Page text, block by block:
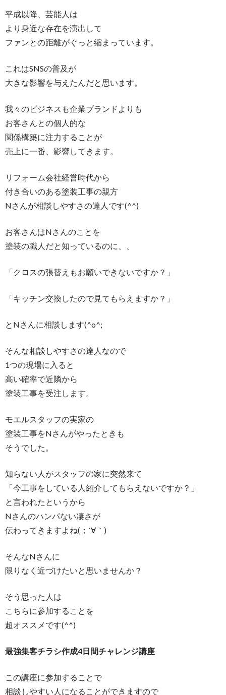
平成以降、芸能人は
より身近な存在を演出して
ファンとの距離がぐっと縮まっています。
これはSNSの普及が
大きな影響を与えたんだと思います。
我々のビジネスも企業ブランドよりも
お客さんとの個人的な
関係構築に注力することが
売上に一番、影響してきます。
リフォーム会社経営時代から
付き合いのある塗装工事の親方
Nさんが相談しやすさの達人です(^^)
お客さんはNさんのことを
塗装の職人だと知っているのに、、
「クロスの張替えもお願いできないですか？」
「キッチン交換したので見てもらえますか？」
とNさんに相談します(^o^;
そんな相談しやすさの達人なので
1つの現場に入ると
高い確率で近隣から
塗装工事を受注します。
モエルスタッフの実家の
塗装工事をNさんがやったときも
そうでした。
知らない人がスタッフの家に突然来て
「今工事をしている人紹介してもらえないですか？」
と言われたというから
Nさんのハンパない凄さが
伝わってきますよね(；´∀｀)
そんなNさんに
限りなく近づけたいと思いませんか？
そう思った人は
こちらに参加することを
超オススメです(^^)
最強集客チラシ作成4日間チャレンジ講座
この講座に参加することで
相談しやすい人になることができますので